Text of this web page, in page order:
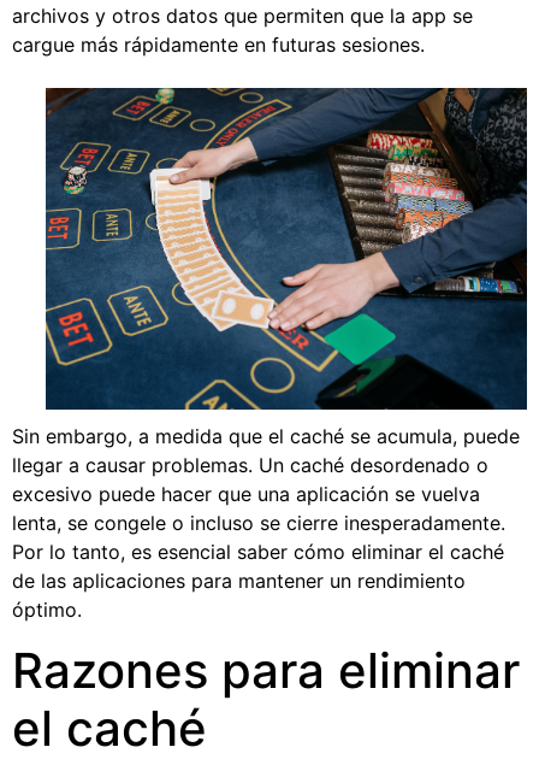
archivos y otros datos que permiten que la app se
cargue más rápidamente en futuras sesiones.
Sin embargo, a medida que el caché se acumula, puede
llegar a causar problemas. Un caché desordenado o
excesivo puede hacer que una aplicación se vuelva
lenta, se congele o incluso se cierre inesperadamente.
Por lo tanto, es esencial saber cómo eliminar el caché
de las aplicaciones para mantener un rendimiento
óptimo.
Razones para eliminar
el caché